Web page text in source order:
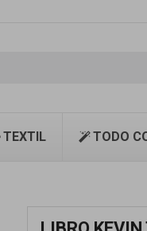
TEXTIL TODO